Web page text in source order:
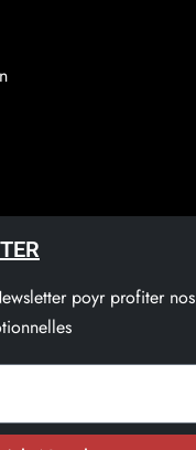
poyr profiter nos